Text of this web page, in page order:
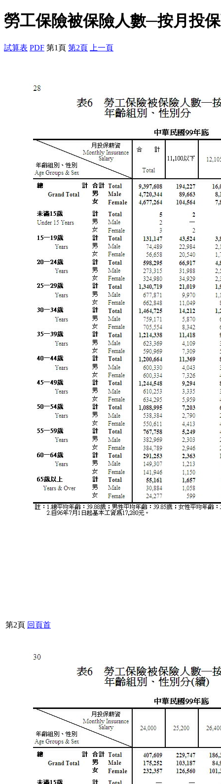
勞工保險被保險人數─按月投
試算表 PDF 第1頁 第2頁 上一頁
第2頁 回頁首